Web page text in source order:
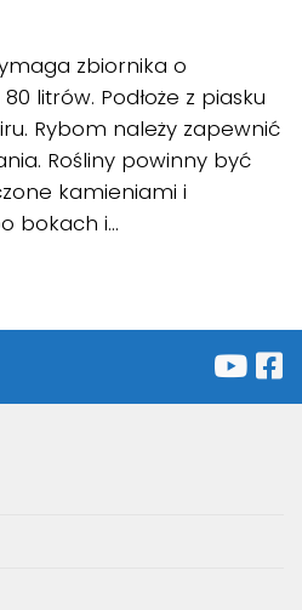
zbiornika o
litrów. Podłoże z piasku
Rybom należy zapewnić
Rośliny powinny być
kamieniami i
bokach i...